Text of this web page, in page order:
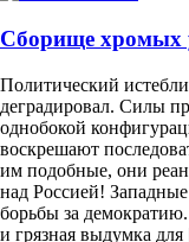
Сборище хромых
Политический
деградировал. Силы
однобокой
воскрешают
им подобные, они
над Россией!
борьбы за
и грязная выдумка